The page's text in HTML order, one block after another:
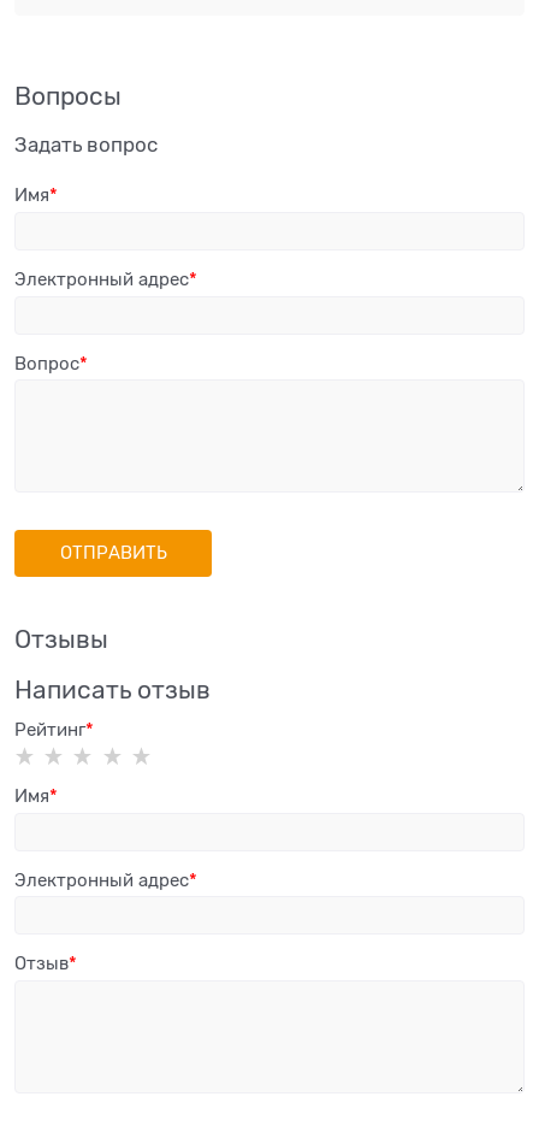
Вопросы
Задать вопрос
Имя
Электронный адрес
Вопрос
Отзывы
Написать отзыв
Рейтинг
Имя
Электронный адрес
Отзыв